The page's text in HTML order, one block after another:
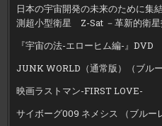
日本の宇宙開発の未来のために集
測超小型衛星 Z-Sat －革新的衛
『宇宙の法-エローヒム編-』DVD
JUNK WORLD（通常版）（ブルー
映画ラストマン-FIRST LOVE-
サイボーグ009 ネメシス （ブルー